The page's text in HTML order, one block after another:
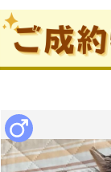
ローいたします。
姉弟、人間とのコミ
ただひとりでまった
大好きな子ですがチ